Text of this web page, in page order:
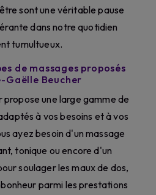
sont une véritable pause
dans notre quotidien
tumultueux.
de massages proposés
Gaëlle Beucher
une large gamme de
à vos besoins et à vos
ayez besoin d'un massage
tonique ou encore d'un
soulager les maux de dos,
parmi les prestations